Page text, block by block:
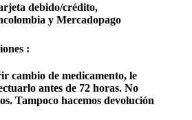
debido/crédito,
y Mercadopago
:
cambio de medicamento, le
antes de 72 horas. No
Tampoco hacemos devolución